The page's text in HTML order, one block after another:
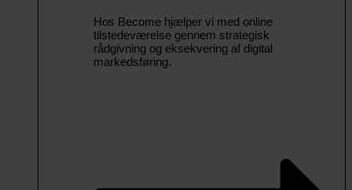
Hos Become hjælper vi med online
tilstedeværelse gennem strategisk
rådgivning og eksekvering af digital
markedsføring.